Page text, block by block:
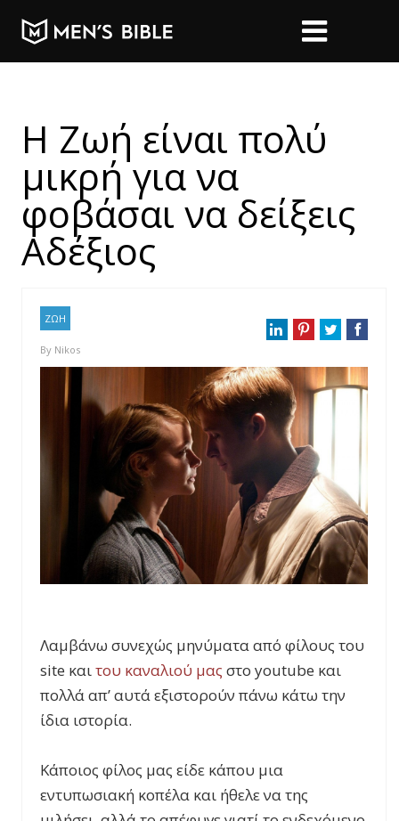
Η Ζωή είναι πολύ
μικρή για να
φοβάσαι να δείξεις
Αδέξιος
ΖΩΗ
By Nikos
Λαμβάνω συνεχώς μηνύματα από φίλους του
site καιτου καναλιού μας στο youtube και
πολλά απ’ αυτά εξιστορούν πάνω κάτω την
ίδια ιστορία.
Κάποιος φίλος μας είδε κάπου μια
εντυπωσιακή κοπέλα και ήθελε να της